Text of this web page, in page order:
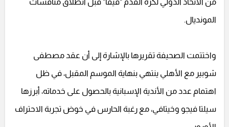
المونديال.
واختتمت الصحيفة تقريرها بالإشارة إلى أن عقد مصطفى
شوبير مع الأهلي ينتهي بنهاية الموسم المقبل، في ظل
اهتمام عدد من الأندية الإسبانية بالحصول على خدماته، أبرزها
سيلتا فيجو وخيتافي، مع رغبة الحارس في خوض تجربة الاحتراف